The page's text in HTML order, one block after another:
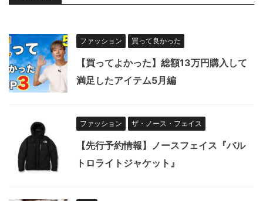
ファッション 買って良かった
【買ってよかった】総額13万円購入して
満足したアイテム5月編
ファッション ザ・ノース・フェイス
【先行予約情報】ノースフェイス『バル
トロライトジャケット』